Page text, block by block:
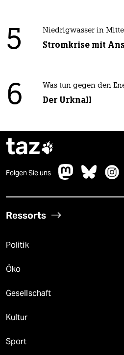
5 Niedrigwasser in
Stromkrise mit
6 Was tun gegen den
Der Urknall
taz
Folgen Sie uns
Ressorts
Politik
Öko
Gesellschaft
Kultur
Sport